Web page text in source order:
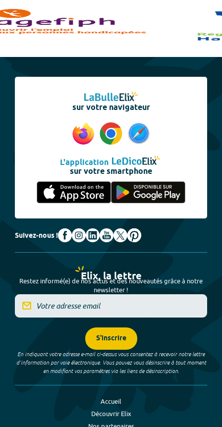
sur votre navigateur
L'application
sur votre smartphone
Suivez-nous !
Elix, la lettre
Restez informé(e) de nos actus et des nouveautés grâce à notre
newsletter !
S'inscrire
En indiquant votre adresse e-mail ci-dessus vous consentez à recevoir notre lettre
d’information par voie électronique. Vous pouvez vous désinscrire à tout moment
en modifiant vos paramètres via les liens de désinscription.
Accueil
Découvrir Elix